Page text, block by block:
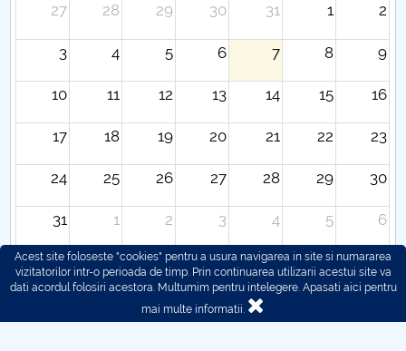
27
28 29 30 31 1 2
3 4 5 6 7 8 9
10 11 12 13 14 15 16
17 18 19 20 21 22 23
24 25 26 27 28 29 30
31 1 2 3 4 5 6
Acest site foloseste "cookies" pentru a usura navigarea in site si numararea
vizitatorilor intr-o perioada de timp. Prin continuarea utilizarii acestui site va
dati acordul folosiri acestora. Multumim pentru intelegere. Apasati aici pentru
mai multe informatii.